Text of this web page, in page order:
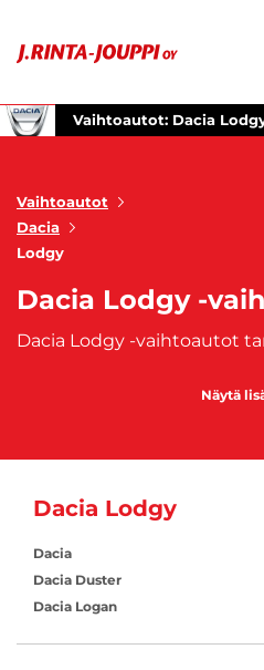
Vaihtoautot: Dacia
Vaihtoautot
Dacia
Lodgy
Dacia Lodgy -
Näytä
Dacia Lodgy
Dacia
Dacia Duster
Dacia Logan